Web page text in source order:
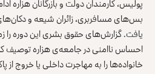
پولیس، کارمندان دولت و بازرگانان هزاره
بس‌های مسافربری، زائران شیعه و
یافت. گزارش‌های حقوق بشری این دوره
احساس ناامنی در جامعه‌ی هزاره توصیف
خانواده‌ها را به مهاجرت داخلی یا خروج از